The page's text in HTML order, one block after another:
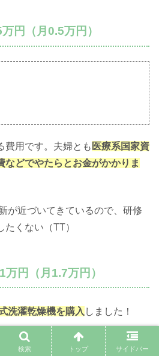
円（月0.5万円）
費用です。夫婦とも 医療系国家資
などでやたらとお金がかかりま
が近づいてきているので、研修
くない（TT）
円（月1.7万円）
洗濯乾燥機を購入 しました！
あると本当にラクですね。買って
検索 トップ サイドバー